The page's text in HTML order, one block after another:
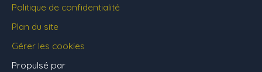
Politique de confidentialité
Plan du site
Gérer les cookies
Propulsé par